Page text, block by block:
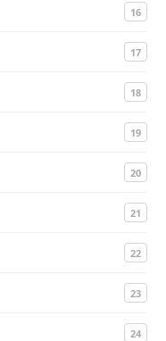
16
17
18
19
20
21
22
23
24